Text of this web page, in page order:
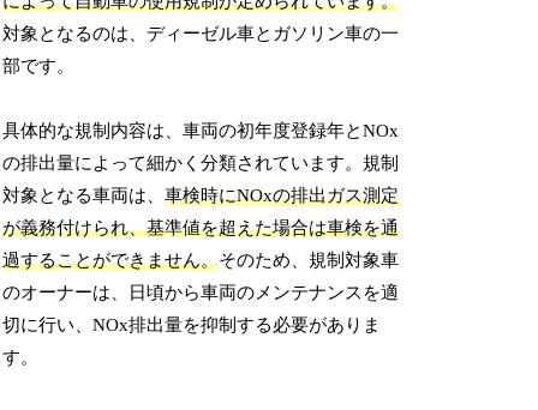
対象となるのは、ディーゼル車とガソリン車の一
部です。
具体的な規制内容は、車両の初年度登録年とNOx
の排出量によって細かく分類されています。規制
対象となる車両は、車検時にNOxの排出ガス測定
が義務付けられ、基準値を超えた場合は車検を通
過することができません。そのため、規制対象車
のオーナーは、日頃から車両のメンテナンスを適
切に行い、NOx排出量を抑制する必要がありま
す。